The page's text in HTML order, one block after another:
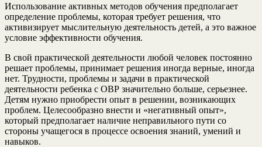
Использование активных методов обучения предполагает
определение проблемы, которая требует решения, что
активизирует мыслительную деятельность детей, а это важное
условие эффективности обучения.
В свой практической деятельности любой человек постоянно
решает проблемы, принимает решения иногда верные, иногда
нет. Трудности, проблемы и задачи в практической
деятельности ребенка с ОВР значительно больше, серьезнее.
Детям нужно приобрести опыт в решении, возникающих
проблем. Целесообразно внести и «негативный опыт»,
который предполагает наличие неправильного пути со
стороны учащегося в процессе освоения знаний, умений и
навыков.